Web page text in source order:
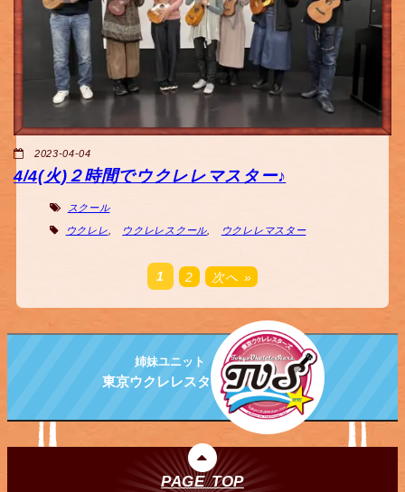
2023-04-04
4/4(火)２時間でウクレレマスター♪
スクール
ウクレレ ウクレレスクール, ウクレレマスター
1 2 次へ »
姉妹ユニット
東京ウクレレスターズ
PAGE TOP